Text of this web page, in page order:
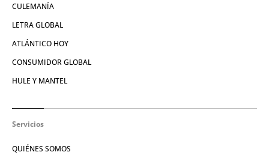
CULEMANÍA
LETRA GLOBAL
ATLÁNTICO HOY
CONSUMIDOR GLOBAL
HULE Y MANTEL
Servicios
QUIÉNES SOMOS